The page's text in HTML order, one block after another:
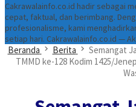
Cakrawalainfo.co.id hadir sebagai
cepat, faktual, dan berimbang.
profesionalisme, kami
setiap hari. Cakrawalainfo.co.id —
Beranda Berita
Semangat
TMMD ke-128 Kodim 1425/